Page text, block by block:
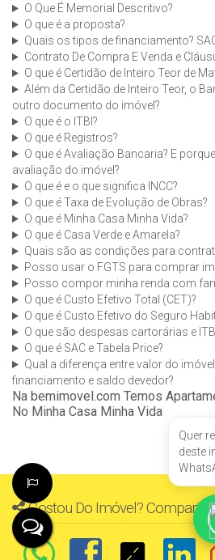
O Que É Memorial Descritivo?
O que é a proposta?
Quais os tipos de financiamento?
Contrato De Compra E Venda e
O que é Certidão de Inteiro Teor de
Além da Certidão de Inteiro Teor, o
outro documento do imóvel?
O que é o ITBI?
O que é Registros?
O que é Avaliação Bancaria? E
avaliação do imóvel?
O que é e o que significa INCC?
O que é Taxa de Evolução de Obras?
O que é Minha Casa Minha Vida?
O que é Casa Verde e Amarela?
Quais são as condições para
Posso usar o FGTS para comprar
Posso compor minha renda com
O que é Custo Efetivo Total (CET)?
O que é Custo Efetivo do Seguro
O que são despesas cartorárias e
O que é SAC e Tabela Price?
Qual a diferença entre valor do
financiamento e saldo devedor?
Na bemimovel.com Temos
No Minha Casa Minha Vida
Gostou Do Imóvel?
Quer
deste